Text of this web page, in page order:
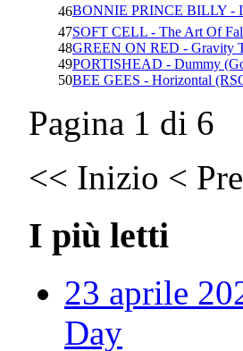
46BONNIE PRINCE BILLY -
47SOFT CELL - The Art Of
48GREEN ON RED - Gravity
49PORTISHEAD - Dummy
50BEE GEES - Horizontal
Pagina 1 di 6
<< Inizio <
I più letti
23 aprile
Day